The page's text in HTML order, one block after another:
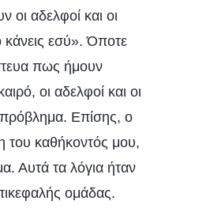
αδελφοί και οι
κάνεις εσύ». Όποτε
πως ήμουν
οι αδελφοί και οι
πρόβλημα. Επίσης, ο
του καθήκοντός μου,
Αυτά τα λόγια ήταν
ομάδας.